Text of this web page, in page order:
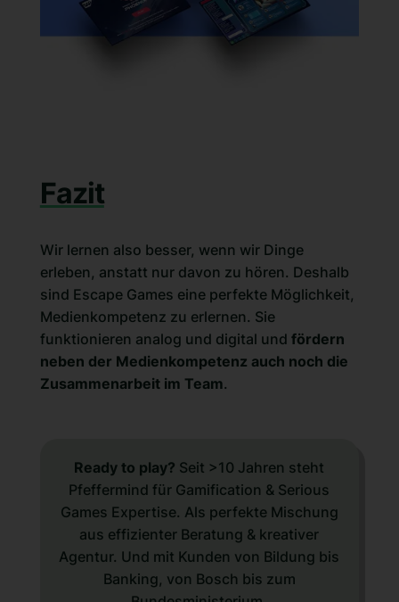
Fazit
Wir lernen also besser, wenn wir Dinge
erleben, anstatt nur davon zu hören. Deshalb
sind Escape Games eine perfekte Möglichkeit,
Medienkompetenz zu erlernen. Sie
funktionieren analog und digital und fördern
neben der Medienkompetenz auch noch die
Zusammenarbeit im Team.
Ready to play? Seit >10 Jahren steht
Pfeffermind für Gamification & Serious
Games Expertise. Als perfekte Mischung
aus effizienter Beratung & kreativer
Agentur. Und mit Kunden von Bildung bis
Banking, von Bosch bis zum